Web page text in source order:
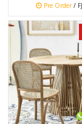
Pre Order/